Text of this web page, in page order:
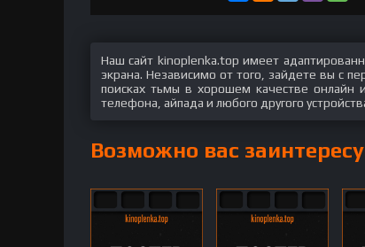
Наш сайт kinoplenka.top имеет
экрана. Независимо от того, зайдете вы с
поисках тьмы в хорошем качестве онлайн
телефона, айпада и любого другого
Возможно вас